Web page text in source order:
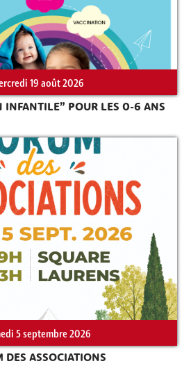
19 août 2026
INFANTILE” POUR LES 0-6 ANS
5 septembre 2026
DES ASSOCIATIONS